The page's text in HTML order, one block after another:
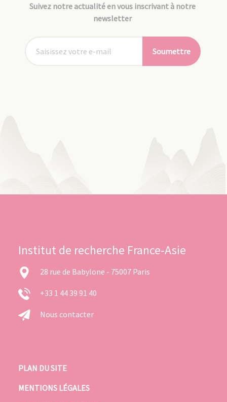
Suivez notre actualité en vous inscrivant à notre
newsletter
Soumettre
Institut de recherche France-Asie
28 rue de Babylone - 75007 Paris
+33 1 44 39 91 40
Nous contacter
PLAN DU SITE
MENTIONS LÉGALES